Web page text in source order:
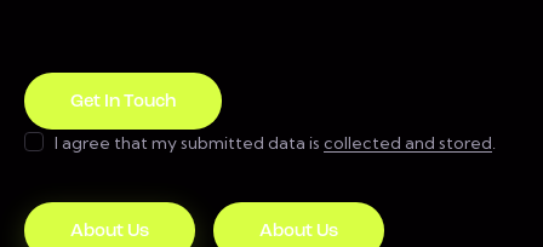
I agree that my submitted data iscollected and stored
About Us About Us